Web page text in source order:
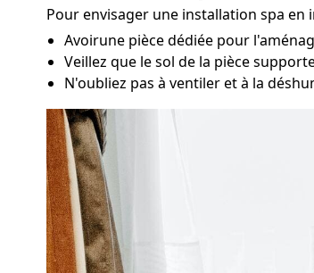
Pour envisager une installation spa
Avoirune pièce dédiée pour
Veillez que le sol de la pièce
N'oubliez pas à ventiler et à la